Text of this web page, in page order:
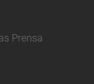
Prensa